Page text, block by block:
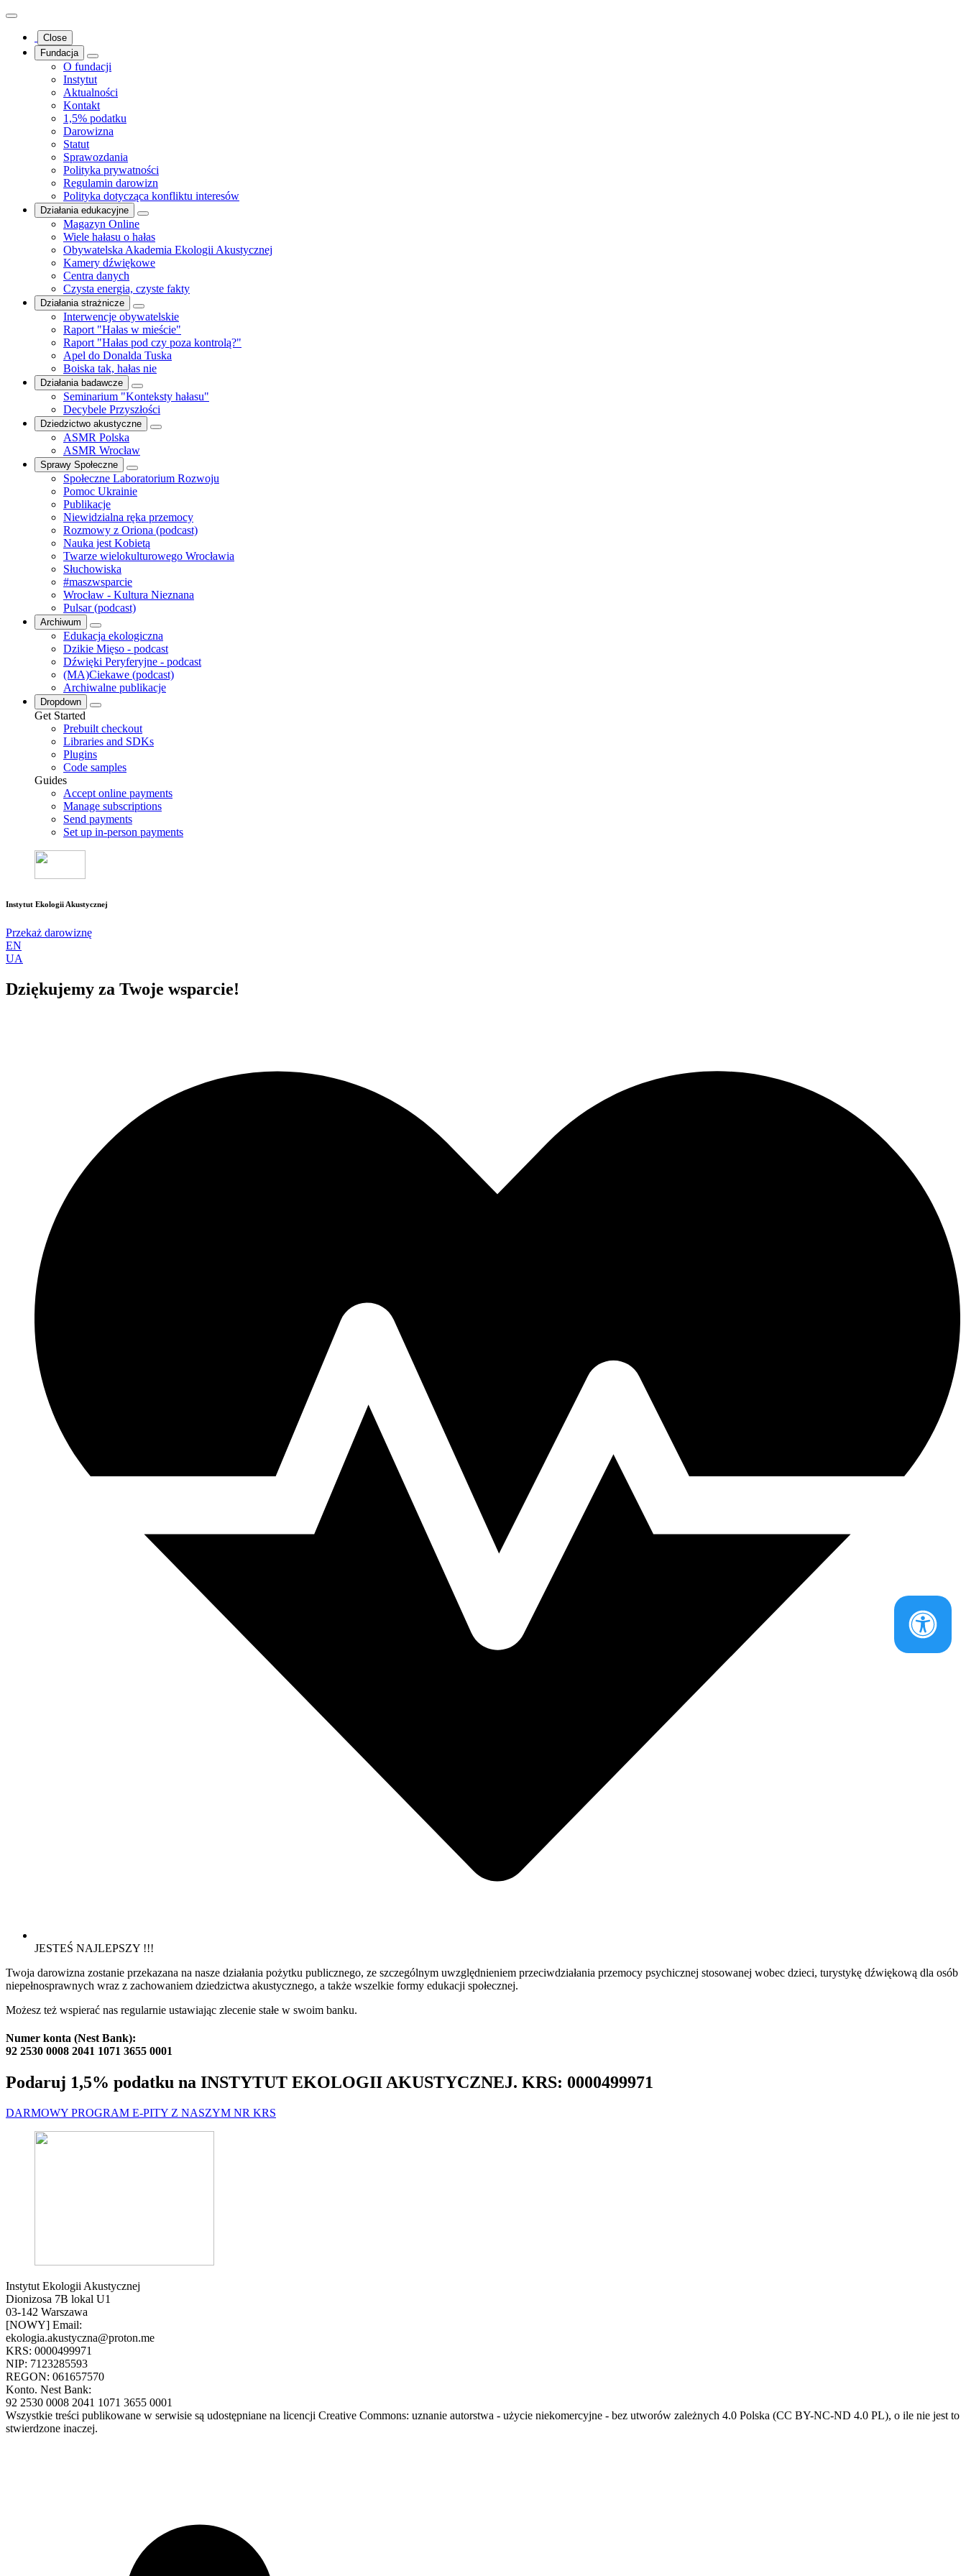
Close
Fundacja
O fundacji
Instytut
Aktualności
Kontakt
1,5% podatku
Darowizna
Statut
Sprawozdania
Polityka prywatności
Regulamin darowizn
Polityka dotycząca konfliktu interesów
Działania edukacyjne
Magazyn Online
Wiele hałasu o hałas
Obywatelska Akademia Ekologii Akustycznej
Kamery dźwiękowe
Centra danych
Czysta energia, czyste fakty
Działania strażnicze
Interwencje obywatelskie
Raport "Hałas w mieście"
Raport "Hałas pod czy poza kontrolą?"
Apel do Donalda Tuska
Boiska tak, hałas nie
Działania badawcze
Seminarium "Konteksty hałasu"
Decybele Przyszłości
Dziedzictwo akustyczne
ASMR Polska
ASMR Wrocław
Sprawy Społeczne
Społeczne Laboratorium Rozwoju
Pomoc Ukrainie
Publikacje
Niewidzialna ręka przemocy
Rozmowy z Oriona (podcast)
Nauka jest Kobietą
Twarze wielokulturowego Wrocławia
Słuchowiska
#maszwsparcie
Wrocław - Kultura Nieznana
Pulsar (podcast)
Archiwum
Edukacja ekologiczna
Dzikie Mięso - podcast
Dźwięki Peryferyjne - podcast
(MA)Ciekawe (podcast)
Archiwalne publikacje
Dropdown
Get Started
Prebuilt checkout
Libraries and SDKs
Plugins
Code samples
Guides
Accept online payments
Manage subscriptions
Send payments
Set up in-person payments
Instytut Ekologii Akustycznej
Przekaż darowiznę
EN
UA
Dziękujemy za Twoje wsparcie!
JESTEŚ NAJLEPSZY !!!
Twoja darowizna zostanie przekazana na nasze działania pożytku publicznego, ze szczególnym uwzględnieniem przeciwdziałania przemocy psychicznej stosowanej wobec dzieci, turystykę dźwiękową dla osób
niepełnosprawnych wraz z zachowaniem dziedzictwa akustycznego, a także wszelkie formy edukacji społecznej.
Możesz też wspierać nas regularnie ustawiając zlecenie stałe w swoim banku.
Numer konta (Nest Bank):
92 2530 0008 2041 1071 3655 0001
Podaruj 1,5% podatku na INSTYTUT EKOLOGII AKUSTYCZNEJ. KRS: 0000499971
DARMOWY PROGRAM E-PITY Z NASZYM NR KRS
Instytut Ekologii Akustycznej
Dionizosa 7B lokal U1
03-142 Warszawa
[NOWY] Email:
ekologia.akustyczna@proton.me
KRS: 0000499971
NIP: 7123285593
REGON: 061657570
Konto. Nest Bank:
92 2530 0008 2041 1071 3655 0001
Wszystkie treści publikowane w serwisie są udostępniane na licencji Creative Commons: uznanie autorstwa - użycie niekomercyjne - bez utworów zależnych 4.0 Polska (CC BY-NC-ND 4.0 PL), o ile nie jest to
stwierdzone inaczej.